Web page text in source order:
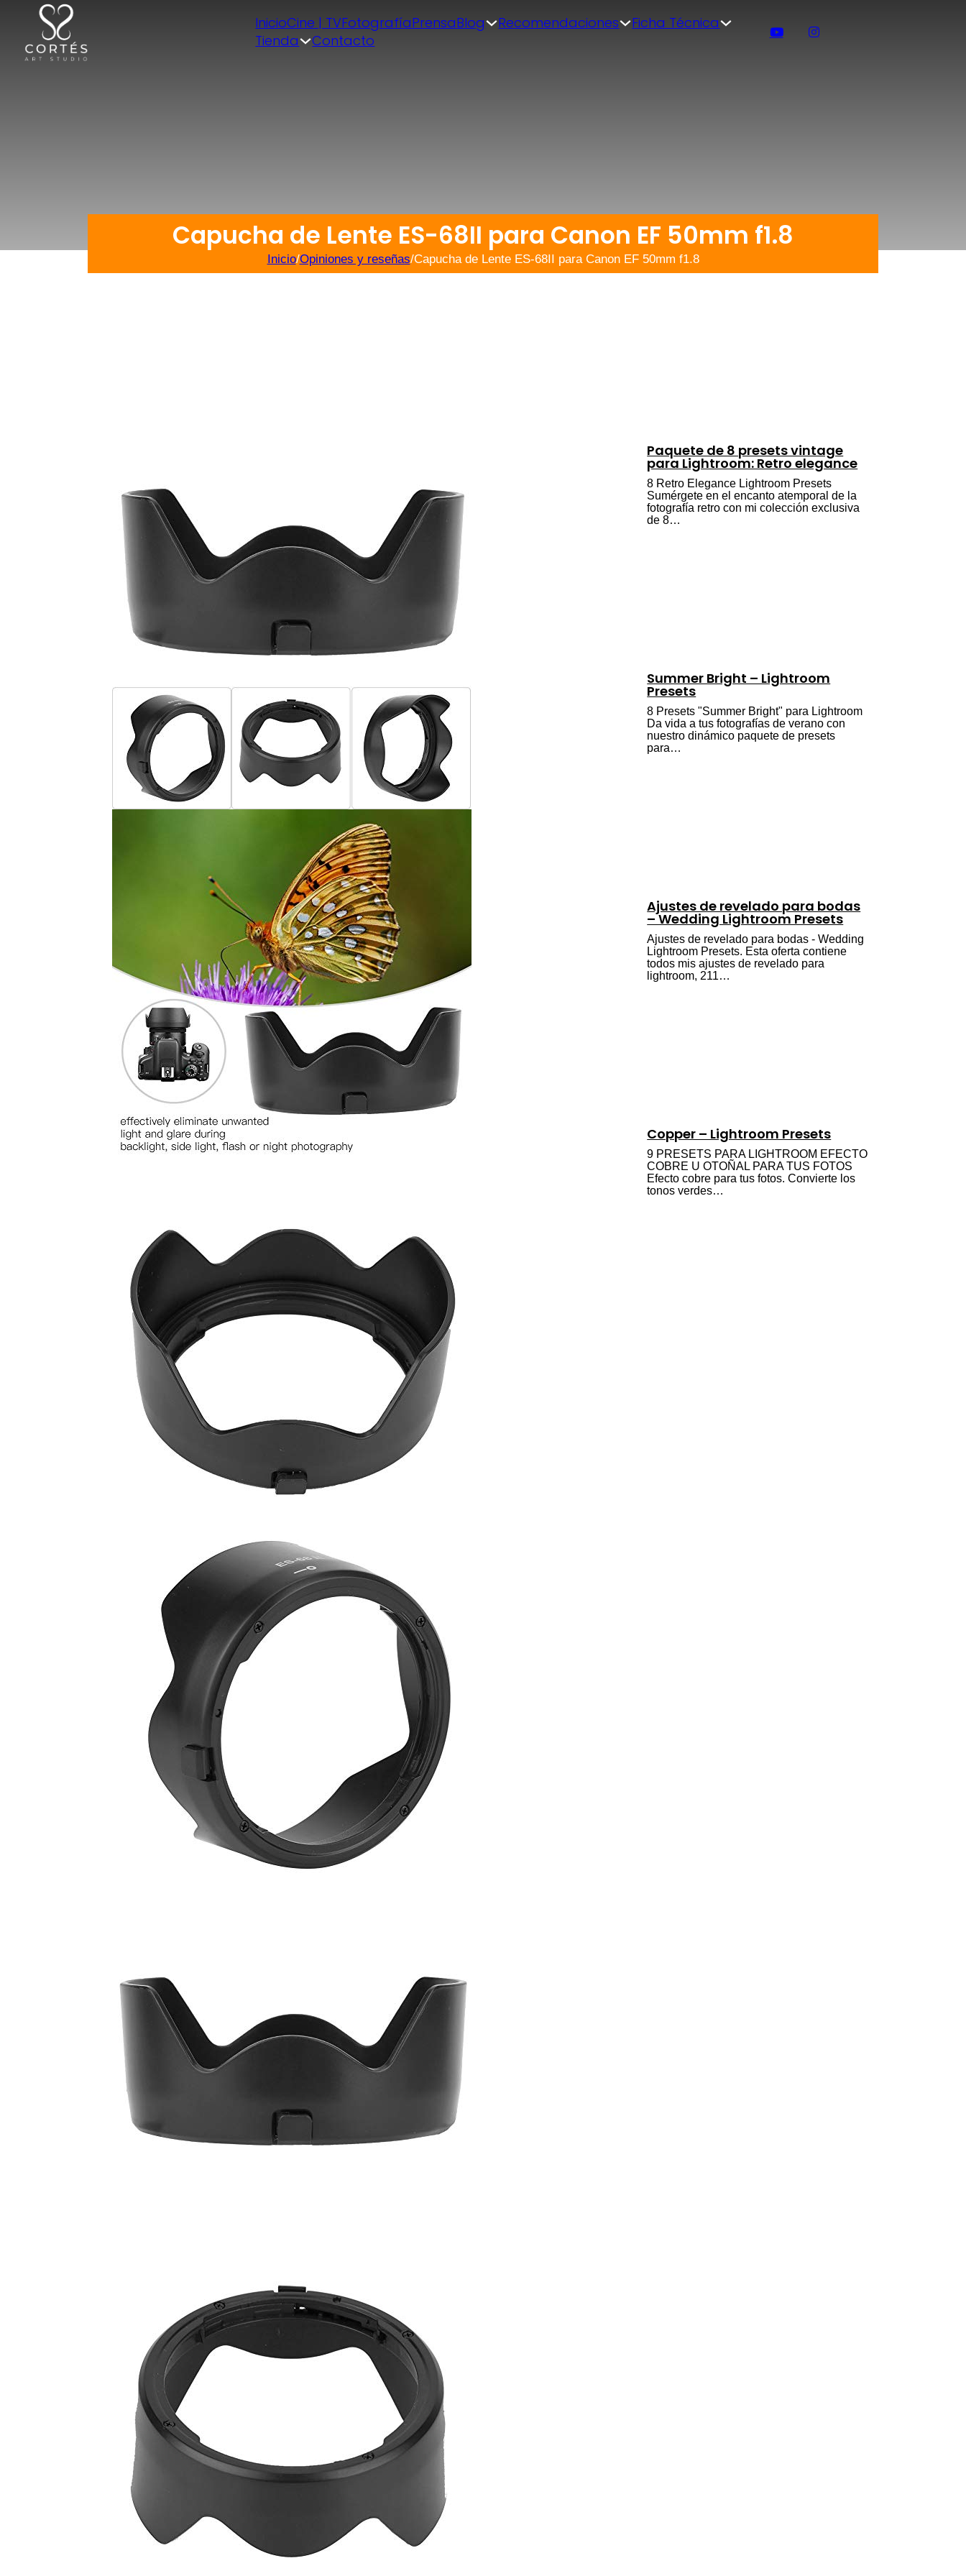
InicioCine | TVFotografíaPrensaBlog Recomendaciones
Ficha Técnica
Tienda
Contacto
Capucha de Lente ES-68II para Canon EF 50mm f1.8
Inicio/Opiniones y reseñas/Capucha de Lente ES-68II para Canon EF 50mm f1.8
Paquete de 8 presets vintage
para Lightroom: Retro elegance
8 Retro Elegance Lightroom Presets
Sumérgete en el encanto atemporal de la
fotografía retro con mi colección exclusiva
de 8…
Summer Bright – Lightroom
Presets
8 Presets "Summer Bright" para Lightroom
Da vida a tus fotografías de verano con
nuestro dinámico paquete de presets
para…
Ajustes de revelado para bodas
– Wedding Lightroom Presets
Ajustes de revelado para bodas - Wedding
Lightroom Presets. Esta oferta contiene
todos mis ajustes de revelado para
lightroom, 211…
Copper – Lightroom Presets
9 PRESETS PARA LIGHTROOM EFECTO
COBRE U OTOÑAL PARA TUS FOTOS
Efecto cobre para tus fotos. Convierte los
tonos verdes…